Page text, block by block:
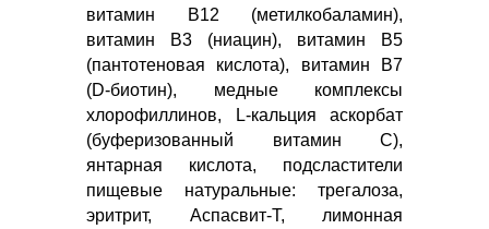
витамин В12 (метилкобаламин),
витамин В3 (ниацин), витамин B5
(пантотеновая кислота), витамин В7
(D-биотин), медные комплексы
хлорофиллинов, L-кальция аскорбат
(буферизованный витамин C),
янтарная кислота, подсластители
пищевые натуральные: трегалоза,
эритрит, Аспасвит-Т, лимонная